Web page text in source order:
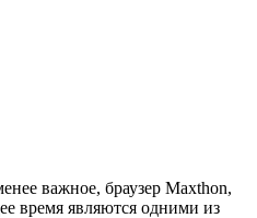
важное, браузер Maxthon,
время являются одними из